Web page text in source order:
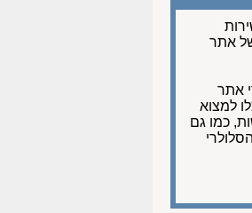
אתר
אתר
למצוא
כמו גם